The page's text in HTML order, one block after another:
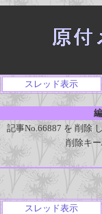
スレッド表示
記事No.66887 を 削除
削除キ
スレッド表示